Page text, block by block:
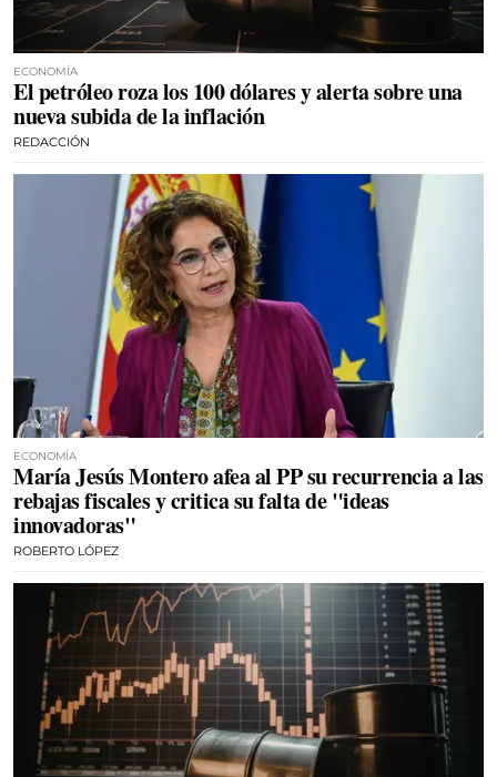
ECONOMÍA
El petróleo roza los 100 dólares y alerta sobre una
nueva subida de la inflación
REDACCIÓN
ECONOMÍA
María Jesús Montero afea al PP su recurrencia a las
rebajas fiscales y critica su falta de "ideas
innovadoras"
ROBERTO LÓPEZ